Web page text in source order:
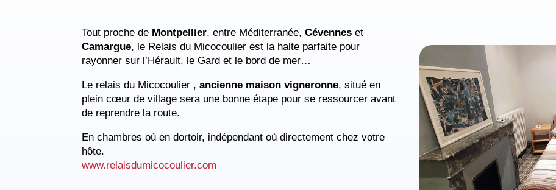
Tout proche de Montpellier, entre Méditerranée,Cévennes et
Camargue, le Relais du Micocoulier est la halte parfaite pour
rayonner sur l’Hérault, le Gard et le bord de mer…
Le relais du Micocoulier ,ancienne maison vigneronne, situé en
plein cœur de village sera une bonne étape pour se ressourcer avant
de reprendre la route.
En chambres où en dortoir, indépendant où directement chez votre
hôte.
www.relaisdumicocoulier.com